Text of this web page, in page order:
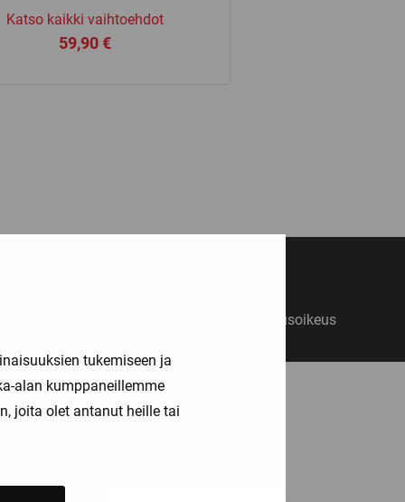
tukemiseen ja
alan kumppaneillemme
joita olet antanut heille tai
Katso kaikki vaihtoehdot
59,90€
14 päivän vaihto- ja palautusoikeus
ASIAKASPALVELU